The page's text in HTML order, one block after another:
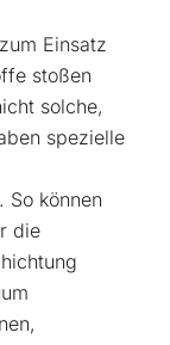
Einsatz
stoßen
solche,
spezielle
So können
die